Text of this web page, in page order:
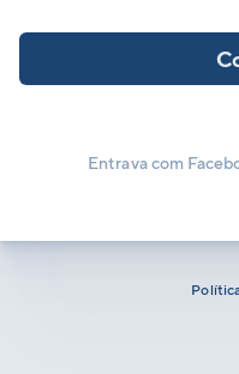
Entrava com